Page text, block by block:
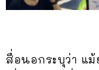
สื่อนอกระบุว่า แม้